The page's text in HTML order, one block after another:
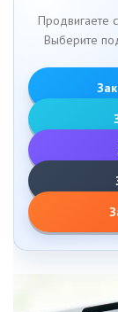
Продвигаете
Выберите